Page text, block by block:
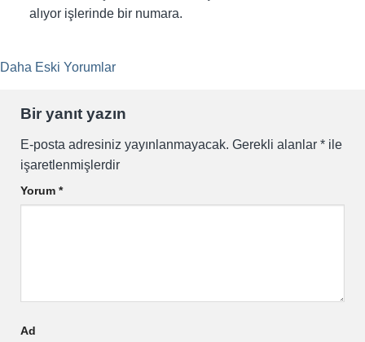
alıyor işlerinde bir numara.
Yorum
Daha Eski Yorumlar
Bir yanıt yazın
E-posta adresiniz yayınlanmayacak. Gerekli alanlar * ile
işaretlenmişlerdir
Yorum *
Ad